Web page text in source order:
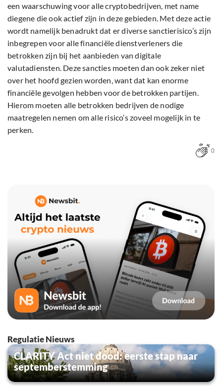
een waarschuwing voor alle cryptobedrijven, met name
diegene die ook actief zijn in deze gebieden. Met deze actie
wordt namelijk benadrukt dat er diverse sanctierisico’s zijn
inbegrepen voor alle financiële dienstverleners die
betrokken zijn bij het aanbieden van digitale
valutadiensten. Deze sancties moeten dan ook zeker niet
over het hoofd gezien worden, want dat kan enorme
financiële gevolgen hebben voor de betrokken partijen.
Hierom moeten alle betrokken bedrijven de nodige
maatregelen nemen om alle risico’s zoveel mogelijk in te
perken.
0
Regulatie Nieuws
CLARITY Act niet dood: eerste stap naar
septemberstemming